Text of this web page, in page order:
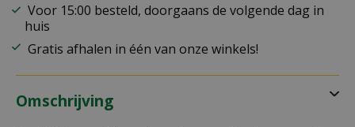
Voor 15:00 besteld, doorgaans de volgende dag in
huis
Gratis afhalen in één van onze winkels!
Omschrijving